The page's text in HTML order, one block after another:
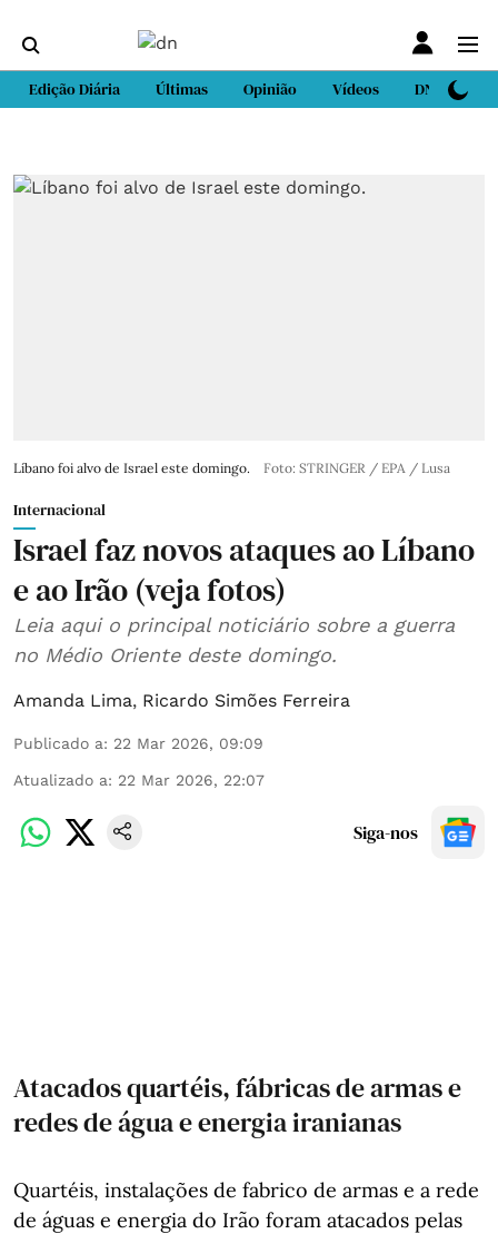
Edição Diária Últimas Opinião Vídeos DN Sport
Líbano foi alvo de Israel este domingo. Foto: STRINGER / EPA / Lusa
Internacional
Israel faz novos ataques ao Líbano
e ao Irão (veja fotos)
Leia aqui o principal noticiário sobre a guerra
no Médio Oriente deste domingo.
Amanda Lima, Ricardo Simões Ferreira
Publicado a: 22 Mar 2026, 09:09
Atualizado a: 22 Mar 2026, 22:07
Siga-nos
Atacados quartéis, fábricas de armas e
redes de água e energia iranianas
Quartéis, instalações de fabrico de armas e a rede
de águas e energia do Irão foram atacados pelas